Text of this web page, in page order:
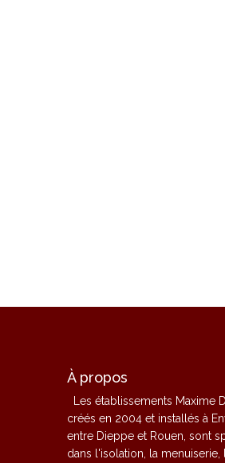
À propos
Les établissements Maxime
créés en 2004 et installés à
entre Dieppe et Rouen, sont
dans l'isolation, la menuiserie,